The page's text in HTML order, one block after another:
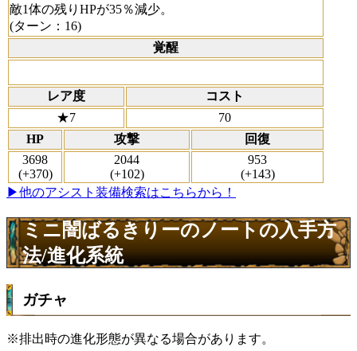
敵1体の残りHPが35％減少。
(ターン：16)
覚醒
レア度
コスト
★7
70
HP
攻撃
回復
3698
(+370)
2044
(+102)
953
(+143)
▶他のアシスト装備検索はこちらから！
ミニ闇ばるきりーのノートの入手方
法/進化系統
ガチャ
※排出時の進化形態が異なる場合があります。